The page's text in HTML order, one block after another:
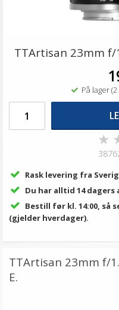
TTArtisan 23mm f/
På lager (2
★
Rask levering fra
Du har alltid 14
Bestill før kl. 14:00, så
(gjelder hverdager).
TTArtisan 23mm f/
E.